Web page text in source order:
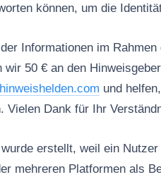
können, um die
Informationen im
wir 50 € an den
hinweishelden.com und
Vielen Dank für Ihr
erstellt, weil ein
mehreren Platformen als